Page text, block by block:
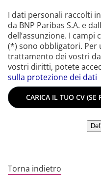
I dati personali raccolti
da BNP Paribas S.A. e
dell’assunzione. I
(*) sono obbligatori.
trattamento dei vostri
vostri diritti, potete
sulla protezione dei dati
CARICA IL TUO CV (SE
Carica il tuo CV (se
Carica
Torna indietro